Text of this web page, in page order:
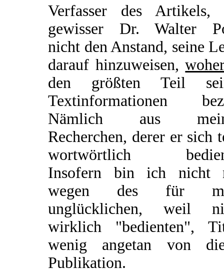
Verfasser des Artikels,
gewisser Dr. Walter
nicht den Anstand, seine
darauf hinzuweisen,
den größten Teil
Textinformationen
Nämlich aus
Recherchen, derer er sich
wortwörtlich
Insofern bin ich nicht
wegen des für
unglücklichen, weil
wirklich "bedienten",
wenig angetan von
Publikation.